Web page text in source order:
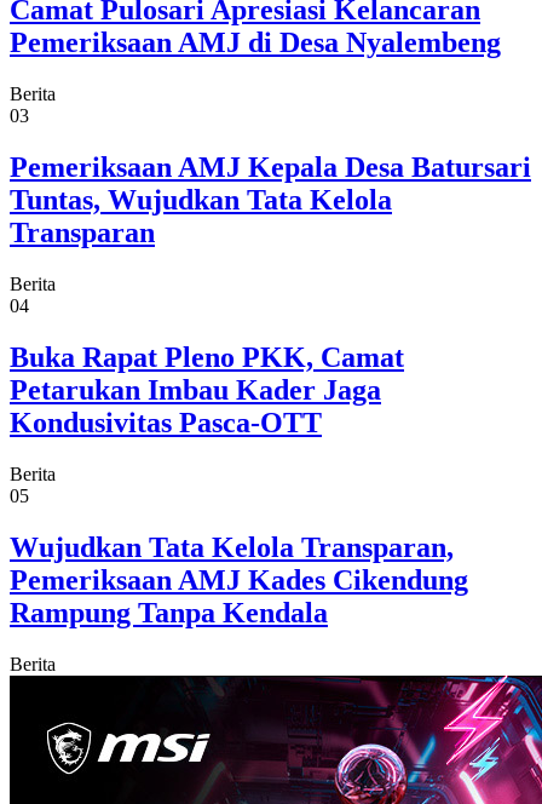
Camat Pulosari Apresiasi Kelancaran
Pemeriksaan AMJ di Desa Nyalembeng
Berita
03
Pemeriksaan AMJ Kepala Desa Batursari
Tuntas, Wujudkan Tata Kelola
Transparan
Berita
04
Buka Rapat Pleno PKK, Camat
Petarukan Imbau Kader Jaga
Kondusivitas Pasca-OTT
Berita
05
Wujudkan Tata Kelola Transparan,
Pemeriksaan AMJ Kades Cikendung
Rampung Tanpa Kendala
Berita